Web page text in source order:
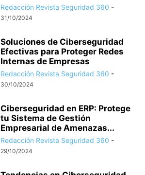
Redacción Revista Seguridad 360 -
31/10/2024
Soluciones de Ciberseguridad
Efectivas para Proteger Redes
Internas de Empresas
Redacción Revista Seguridad 360 -
30/10/2024
Ciberseguridad en ERP: Protege
tu Sistema de Gestión
Empresarial de Amenazas...
Redacción Revista Seguridad 360 -
29/10/2024